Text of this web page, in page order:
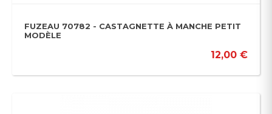
FUZEAU 70782 - CASTAGNETTE À MANCHE PETIT
MODÈLE
12,00 €